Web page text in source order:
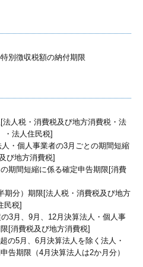
別徴収税額の納付期限
人税・消費税及び地方消費税・法
・法人住民税]
・個人事業者の3月ごとの期間短縮
び地方消費税]
期間短縮に係る確定申告期限[消費
期分）期限[法人税・消費税及び地方
民税]
3月、9月、12月決算法人・個人事
[消費税及び地方消費税]
の5月、6月決算法人を除く法人・
告期限（4月決算法人は2か月分）